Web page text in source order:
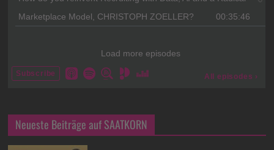
Neueste Beiträge auf SAATKORN